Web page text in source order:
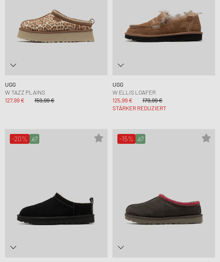
UGG
W TAZZ PLAINS
127,99 €
159,99 €
UGG
W ELLIS LOAFER
125,99 €
179,99 €
STÄRKER REDUZIERT
-20% -15%